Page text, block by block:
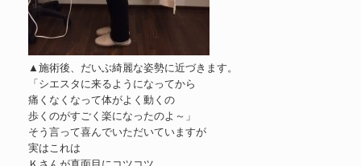
▲施術後、だいぶ綺麗な姿勢に近づきます。
「シエスタに来るようになってから
痛くなくなって体がよく動くの
歩くのがすごく楽になったのよ～」
そう言って喜んでいただいていますが
実はこれは
Ｋさんが真面目にコツコツ